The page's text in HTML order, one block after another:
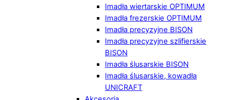
Imadła wiertarskie OPTIMUM
Imadła frezerskie OPTIMUM
Imadła precyzyjne BISON
Imadła precyzyjne szlifierskie
BISON
Imadła ślusarskie BISON
Imadła ślusarskie, kowadła
UNICRAFT